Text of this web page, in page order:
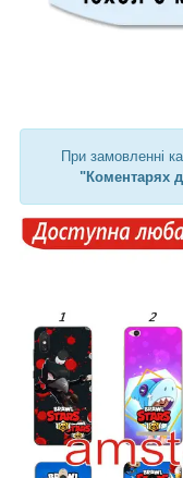
При замовленні
"Коментарях